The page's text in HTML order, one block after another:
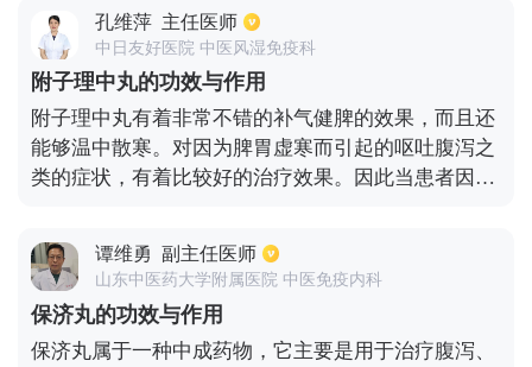
的分量是六克。就在服用药物期间还有禁忌，不能去
吃难以消化的食物，也不能吃太过于油腻和生冷的食
物，要有乐观良好的情绪，不要随便去动怒。如果平
常月经正常，突然月经量出现增多或者变少的情况
下，需要及时就诊。
孔维萍 主任医师
中日友好医院 中医风湿免疫科
附子理中丸的功效与作用
附子理中丸有着非常不错的补气健脾的效果，而且还
能够温中散寒。对因为脾胃虚寒而引起的呕吐腹泻之
类的症状，有着比较好的治疗效果。因此当患者因为
出现了肢体寒冷，腹泻，腹痛之类的症状的话，就可
以在医生的指导下服用一些附子理中丸，坚持服用一
段时间就可看到比较好的效果。
谭维勇 副主任医师
山东中医药大学附属医院 中医免疫内科
保济丸的功效与作用
保济丸属于一种中成药物，它主要是用于治疗腹泻、